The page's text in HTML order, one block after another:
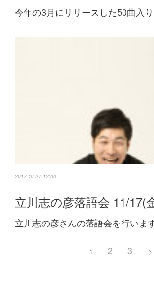
今年の3月にリリースした50曲入
2017.10.27 12:00
立川志の彦落語会 11/17(
立川志の彦さんの落語会を行いま
1 2 3